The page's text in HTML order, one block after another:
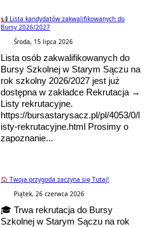
📢 Lista kandydatów zakwalifikowanych do
Bursy 2026/2027
Środa, 15 lipca 2026
Lista osób zakwalifikowanych do
Bursy Szkolnej w Starym Sączu na
rok szkolny 2026/2027 jest już
dostępna w zakładce Rekrutacja →
Listy rekrutacyjne.
https://bursastarysacz.pl/pl/4053/0/l
isty-rekrutacyjne.html Prosimy o
zapoznanie...
🏠 Twoja przygoda zaczyna się Tutaj!
Piątek, 26 czerwca 2026
🎓 Trwa rekrutacja do Bursy
Szkolnej w Starym Sączu na rok